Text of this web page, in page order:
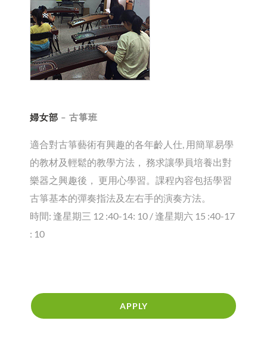
婦女部 – 古箏班
適合對古箏藝術有興趣的各年齡人仕, 用簡單易學
的教材及輕鬆的教學方法， 務求讓學員培養出對
樂器之興趣後， 更用心學習。課程內容包括學習
古箏基本的彈奏指法及左右手的演奏方法。
時間: 逢星期三 12 :40-14: 10 / 逢星期六 15 :40-17
: 10
APPLY